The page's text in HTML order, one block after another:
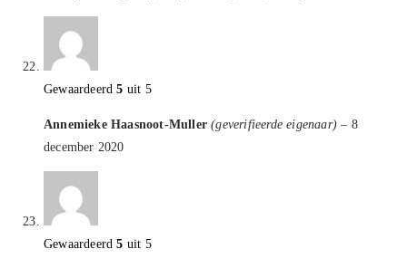
Gewaardeerd5 uit 5
Annemieke Haasnoot-Muller(geverifieerde eigenaar) – 8
december 2020
Gewaardeerd5 uit 5